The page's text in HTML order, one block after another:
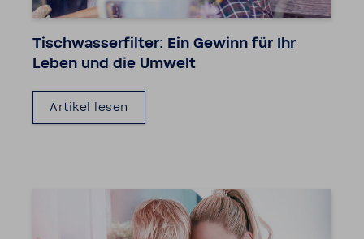
Tisch­was­ser­filter: Ein Gewinn für Ihr
Leben und die Umwelt
Artikel lesen